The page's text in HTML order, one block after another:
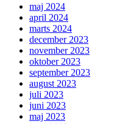
maj 2024
april 2024
marts 2024
december 2023
november 2023
oktober 2023
september 2023
august 2023
juli 2023
juni 2023
maj 2023